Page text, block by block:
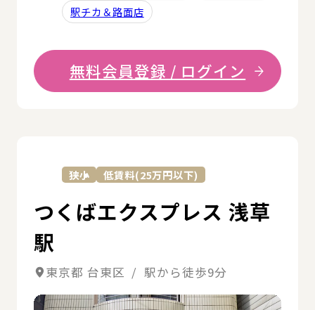
駅チカ＆路面店
無料会員登録 / ログイン
狭小 低賃料(25万円以下)
つくばエクスプレス 浅草
駅
東京都 台東区 / 駅から徒歩9分